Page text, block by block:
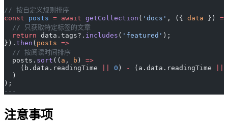
// 按自定义规则排序
const posts = await getCollection ( 'docs' , ({ data }) =>
  // 只获取特定标签的文章
  return
data.tags?. includes ( 'featured' );
}). then ( posts =>
  // 按阅读时间排序
  posts.
sort (( a , b ) =>
    (b.data.readingTime
0 ) - (a.data.readingTime
  )
);
---
注意事项